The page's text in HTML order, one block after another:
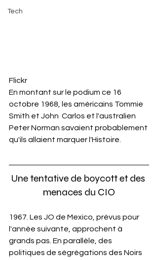
Tech
Flickr
En montant sur le podium ce 16
octobre 1968, les américains Tommie
Smith et John  Carlos et l'australien
Peter Norman savaient probablement
qu'ils allaient marquer l'Histoire.
Une tentative de boycott et des
menaces du CIO
1967. Les JO de Mexico, prévus pour
l'année suivante, approchent à
grands pas. En parallèle, des
politiques de ségrégations des Noirs